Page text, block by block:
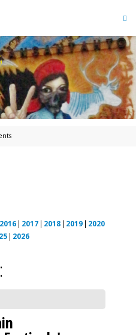
2016 2017 2018 2019
2020
2026